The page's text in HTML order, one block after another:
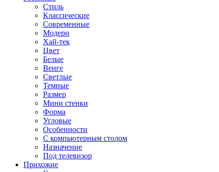
Стиль
Классические
Современные
Модерн
Хай-тек
Цвет
Белые
Венге
Светлые
Темные
Размер
Мини стенки
Форма
Угловые
Особенности
С компьютерным столом
Назначение
Под телевизор
Прихожие